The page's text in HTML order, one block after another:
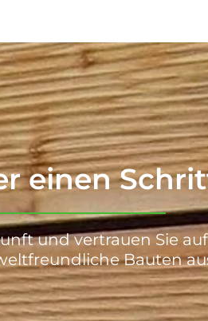
einen
und vertrauen Sie
Bauten